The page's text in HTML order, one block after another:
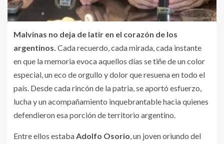
Malvinas no deja de latir en el corazón de los
argentinos. Cada recuerdo, cada mirada, cada instante
en que la memoria evoca aquellos días se tiñe de un color
especial, un eco de orgullo y dolor que resuena en todo el
país. Desde cada rincón de la patria, se aportó esfuerzo,
lucha y un acompañamiento inquebrantable hacia quienes
defendieron esa porción de territorio argentino.
Entre ellos estabaAdolfo Osorio, un joven oriundo del